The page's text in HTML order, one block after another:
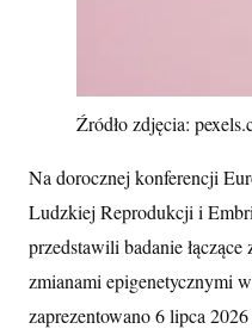
Źródło zdjęcia:
Na dorocznej konferencji
Ludzkiej Reprodukcji i
przedstawili badanie
zmianami epigenetycznymi
zaprezentowano 6 lipca